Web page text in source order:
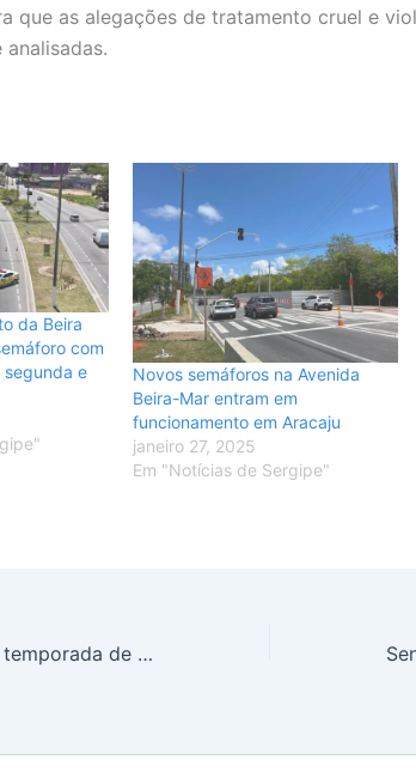
que as alegações de tratamento cruel e
analisadas.
da Beira
com
e
Novos semáforos na Avenida
Beira-Mar entram em
funcionamento em Aracaju
janeiro 27, 2025
Em "Notícias de Sergipe"
Shoppings promovem temporada de liquidação